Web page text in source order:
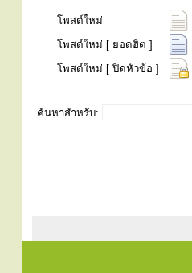
โพสต์ใหม่
โพสต์ใหม่ [ ยอดฮิต ]
โพสต์ใหม่ [ ปิดหัวข้อ ]
ค้นหาสำหรับ: